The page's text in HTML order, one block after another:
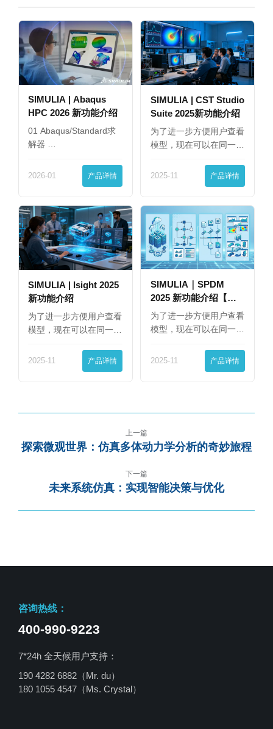
SIMULIA | Abaqus
HPC 2026 新功能介绍
01 Abaqus/Standard求
解器 …
2026-01 产品详情
SIMULIA | CST Studio
Suite 2025新功能介绍
为了进一步方便用户查看
模型，现在可以在同一
2025-11 产品详情
SIMULIA | Isight 2025
新功能介绍
为了进一步方便用户查看
模型，现在可以在同一
2025-11 产品详情
SIMULIA｜SPDM
2025 新功能介绍【下
篇】
为了进一步方便用户查看
模型，现在可以在同一
2025-11 产品详情
上一篇
探索微观世界：仿真多体动力学分析的奇妙旅程
下一篇
未来系统仿真：实现智能决策与优化
咨询热线：
400-990-9223
7*24h 全天候用户支持：
190 4282 6882（Mr. du）
180 1055 4547 （Ms. Crystal）